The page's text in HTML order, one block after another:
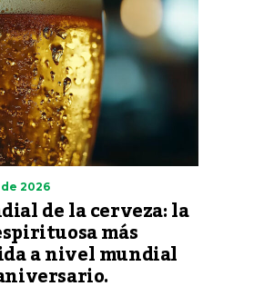
2026
de la cerveza: la
más
a nivel mundial